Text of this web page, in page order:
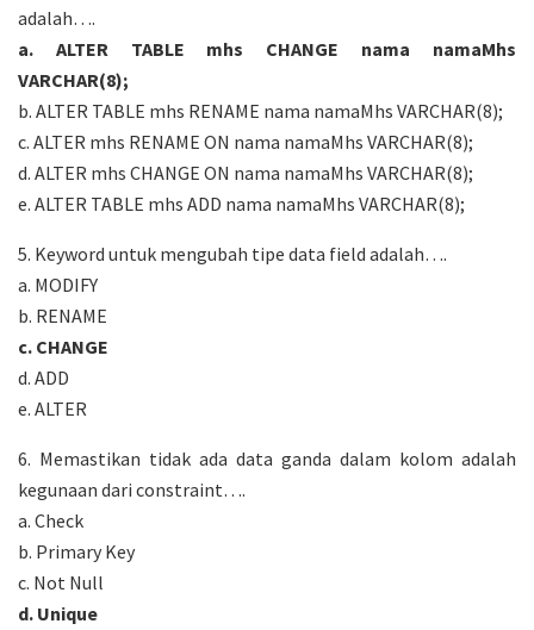
adalah….
a. ALTER TABLE mhs CHANGE nama namaMhs
VARCHAR(8);
b. ALTER TABLE mhs RENAME nama namaMhs VARCHAR(8);
c. ALTER mhs RENAME ON nama namaMhs VARCHAR(8);
d. ALTER mhs CHANGE ON nama namaMhs VARCHAR(8);
e. ALTER TABLE mhs ADD nama namaMhs VARCHAR(8);
5. Keyword untuk mengubah tipe data field adalah….
a. MODIFY
b. RENAME
c. CHANGE
d. ADD
e. ALTER
6. Memastikan tidak ada data ganda dalam kolom adalah
kegunaan dari constraint….
a. Check
b. Primary Key
c. Not Null
d. Unique